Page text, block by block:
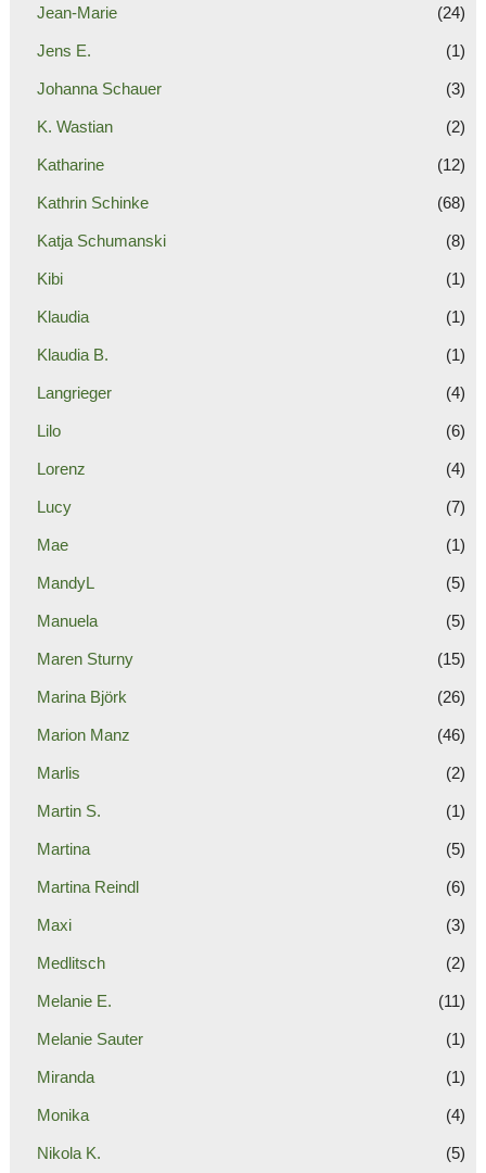
Jean-Marie (24)
Jens E. (1)
Johanna Schauer (3)
K. Wastian (2)
Katharine (12)
Kathrin Schinke (68)
Katja Schumanski (8)
Kibi (1)
Klaudia (1)
Klaudia B. (1)
Langrieger (4)
Lilo (6)
Lorenz (4)
Lucy (7)
Mae (1)
MandyL (5)
Manuela (5)
Maren Sturny (15)
Marina Björk (26)
Marion Manz (46)
Marlis (2)
Martin S. (1)
Martina (5)
Martina Reindl (6)
Maxi (3)
Medlitsch (2)
Melanie E. (11)
Melanie Sauter (1)
Miranda (1)
Monika (4)
Nikola K. (5)